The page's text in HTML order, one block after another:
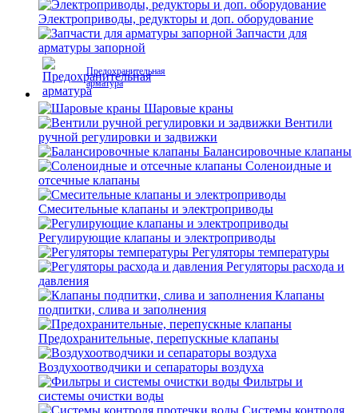
Электроприводы, редукторы и доп. оборудование
Запчасти для
арматуры запорной
Предохранительная
арматура
Шаровые краны
Вентили
ручной регулировки и задвижки
Балансировочные клапаны
Соленоидные и
отсечные клапаны
Смесительные клапаны и электроприводы
Регулирующие клапаны и электроприводы
Регуляторы температуры
Регуляторы расхода и
давления
Клапаны
подпитки, слива и заполнения
Предохранительные, перепускные клапаны
Воздухоотводчики и сепараторы воздуха
Фильтры и
системы очистки воды
Системы контроля